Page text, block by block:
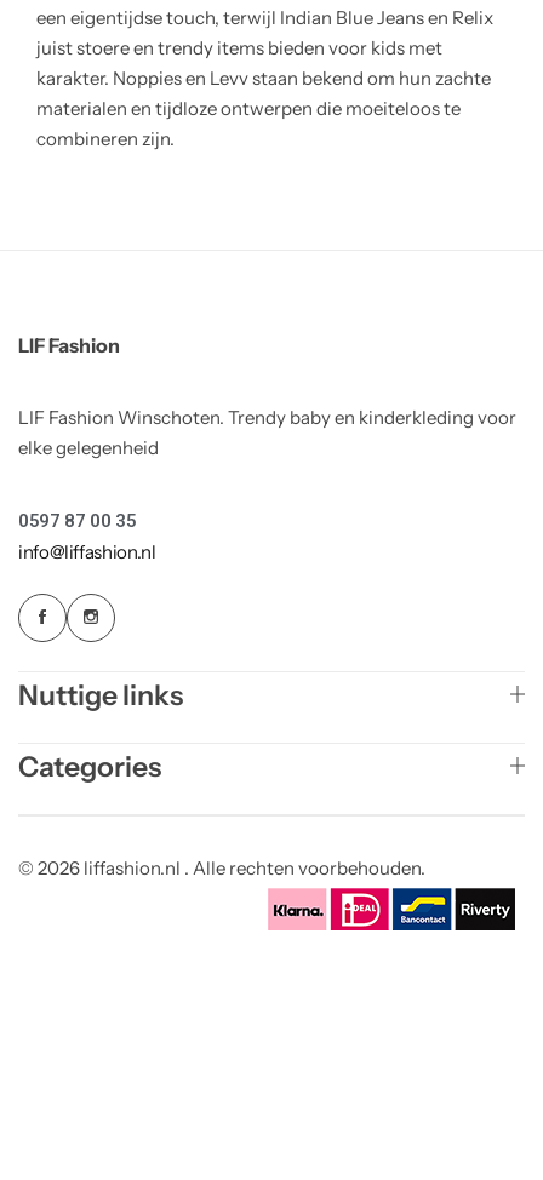
een eigentijdse touch, terwijl Indian Blue Jeans en Relix
juist stoere en trendy items bieden voor kids met
karakter. Noppies en Levv staan bekend om hun zachte
materialen en tijdloze ontwerpen die moeiteloos te
combineren zijn.
LIF Fashion
LIF Fashion Winschoten. Trendy baby en kinderkleding voor
elke gelegenheid
0597 87 00 35
info@liffashion.nl
Nuttige links
Categories
© 2026 liffashion.nl . Alle rechten voorbehouden.